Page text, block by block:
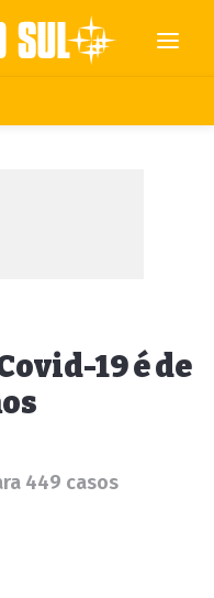
19 é de
449 casos